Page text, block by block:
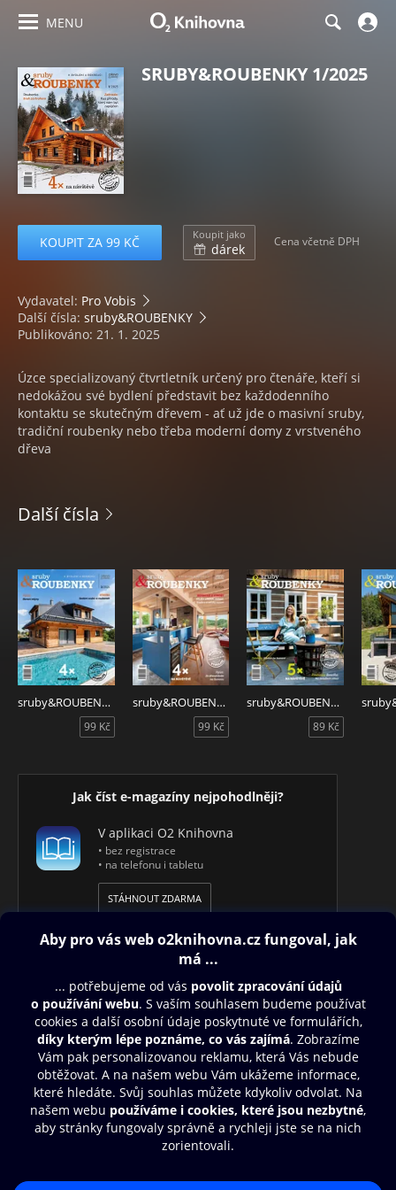
MENU
SRUBY&ROUBENKY 1/2025
KOUPIT ZA 99 KČ Koupit jako
dárek Cena včetně DPH
Vydavatel: Pro Vobis
Další čísla: sruby&ROUBENKY
Publikováno: 21. 1. 2025
Úzce specializovaný čtvrtletník určený pro čtenáře, kteří si
nedokážou své bydlení představit bez každodenního
kontaktu se skutečným dřevem - ať už jde o masivní sruby,
tradiční roubenky nebo třeba moderní domy z vrstveného
dřeva
Další čísla
sruby&ROUBENKY 3/2026
99 Kč
sruby&ROUBENKY 2/2026
99 Kč
sruby&ROUBENKY 1/2026
89 Kč
Jak číst e-magazíny nejpohodlněji?
V aplikaci O2 Knihovna
• bez registrace
• na telefonu i tabletu
STÁHNOUT ZDARMA
Obsah ke stažení
Moje O2 Knihovna
Další zábava
Nákupní řád